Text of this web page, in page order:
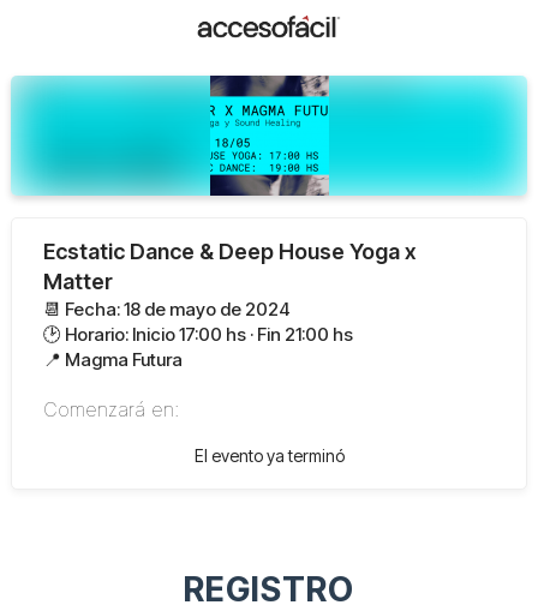
Ecstatic Dance & Deep House Yoga x
Matter
📆 Fecha: 18 de mayo de 2024
🕑 Horario: Inicio 17:00 hs · Fin 21:00 hs
📍 Magma Futura
Comenzará en:
El evento ya terminó
REGISTRO